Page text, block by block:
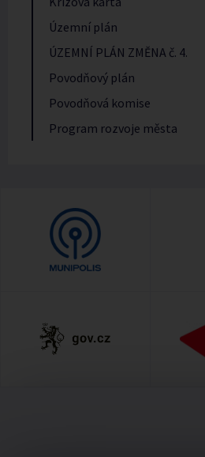
Územní plán
ÚZEMNÍ PLÁN ZMĚNA č. 4.
Povodňový plán
Povodňová komise
Program rozvoje města